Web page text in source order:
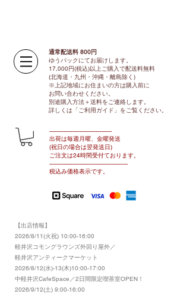
通常配送料 800円​
ゆうパックにてお届けします。
17,000円(税込)以上ご購入で配送料無料
(北海道・九州・沖縄・離島除く)
※上記地域にお住まいの方は購入前に
お問い合わせください。
別途購入方法＋送料をご連絡します。
​​詳しくは「ご利用ガイド」をご覧ください。
​-----------------------------------
出荷は毎週月曜、金曜発送
(祝日の場合は翌発送日)
ご注文は24時間受付ております​。
-------------------------------​-------​------
​税込み価格表示です。
【出店情報】
2026/8/11(火祝) 10:00-16:00
​軽井沢コモングラウンズ外回り屋外／
軽井沢アンティークマーケット
2026/8/12(水)-13(木)10:00-17:00
​中軽井沢CafeSpace／2日間限定喫茶室OPEN！
2026/9/12(土) 9:00-16:00